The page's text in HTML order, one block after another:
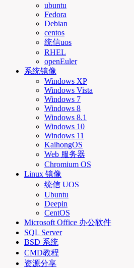
ubuntu
Fedora
Debian
centos
统信uos
RHEL
openEuler
系统镜像
Windows XP
Windows Vista
Windows 7
Windows 8
Windows 8.1
Windows 10
Windows 11
KaihongOS
Web 服务器
Chromium OS
Linux 镜像
统信 UOS
Ubuntu
Deepin
CentOS
Microsoft Office 办公软件
SQL Server
BSD 系统
CMD教程
资源分享